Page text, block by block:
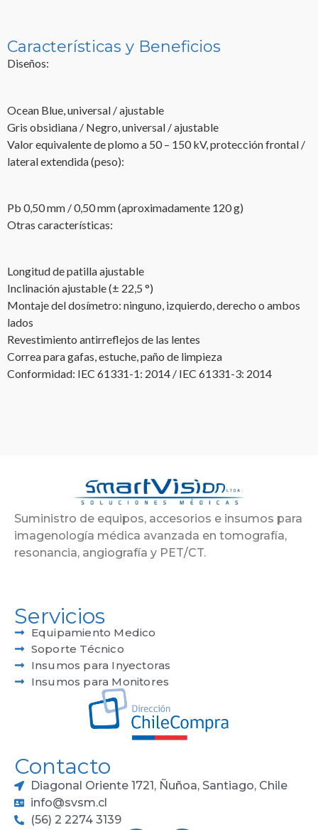
Características y Beneficios
Diseños:
Ocean Blue, universal / ajustable
Gris obsidiana / Negro, universal / ajustable
Valor equivalente de plomo a 50 – 150 kV, protección frontal /
lateral extendida (peso):
Pb 0,50 mm / 0,50 mm (aproximadamente 120 g)
Otras características:
Longitud de patilla ajustable
Inclinación ajustable (± 22,5 °)
Montaje del dosímetro: ninguno, izquierdo, derecho o ambos
lados
Revestimiento antirreflejos de las lentes
Correa para gafas, estuche, paño de limpieza
Conformidad: IEC 61331-1: 2014 / IEC 61331-3: 2014
Suministro de equipos, accesorios e insumos para
imagenología médica avanzada en tomografía,
resonancia, angiografía y PET/CT.
Servicios
Equipamiento Medico
Soporte Técnico
Insumos para Inyectoras
Insumos para Monitores
Contacto
Diagonal Oriente 1721, Ñuñoa, Santiago, Chile
info@svsm.cl
(56) 2 2274 3139